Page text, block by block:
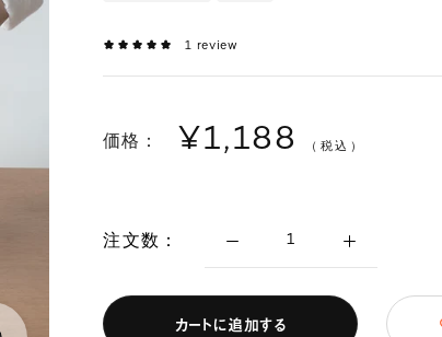
1 review
価格： ¥1,188 （税込）
注文数：
カートに追加する